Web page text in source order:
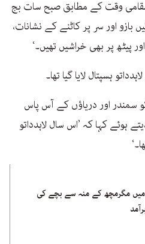
مقامی وقت کے مطابق صبح سات بج
بازو اور سر پر کاٹنے کے نشانات،
پر بھی خراشیں تھیں۔‘
ہسپتال لایا گیا تھا۔
سمندر اور دریاؤں کے آس پاس
ہوئے کہا کہ ’اس سال لاہدداتو
میں مگرمچھ کے منہ سے بچے کی